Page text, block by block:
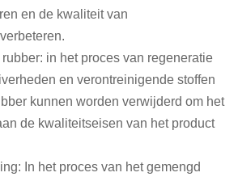
en de kwaliteit van
in het proces van regeneratie
en verontreinigende stoffen
kunnen worden verwijderd om het
de kwaliteitseisen van het product
In het proces van het gemengd